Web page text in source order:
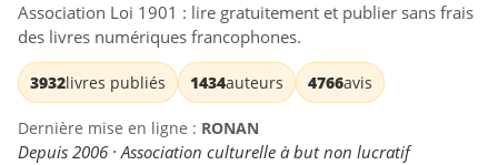
Association Loi 1901 : lire gratuitement et publier sans frais
des livres numériques francophones.
3932livres publiés 1434auteurs 4766avis
Dernière mise en ligne : RONAN
Depuis 2006 · Association culturelle à but non lucratif